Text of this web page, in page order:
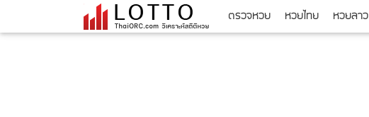
ตรวจหวย หวยไทย หวยลาว